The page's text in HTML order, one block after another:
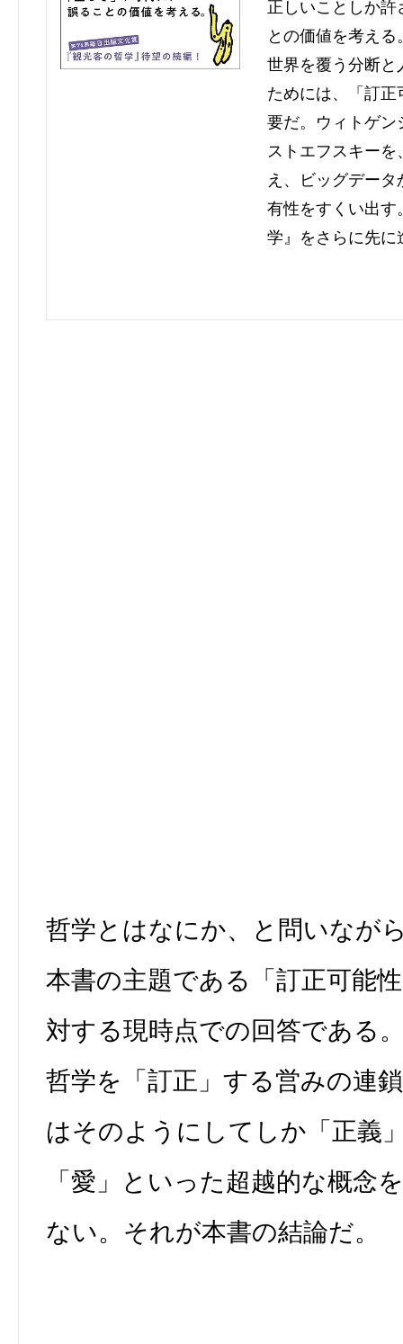
正しいことしか
との価値を考える
世界を覆う分断と
ためには、「訂
要だ。ウィトゲン
ストエフスキー
え、ビッグデー
有性をすくい出す
学』をさらに先に
哲学とはなにか、と問いなが
本書の主題である「訂正可能
対する現時点での回答である
哲学を「訂正」する営みの連
はそのようにしてしか「正義
「愛」といった超越的な概念
ない。それが本書の結論だ。